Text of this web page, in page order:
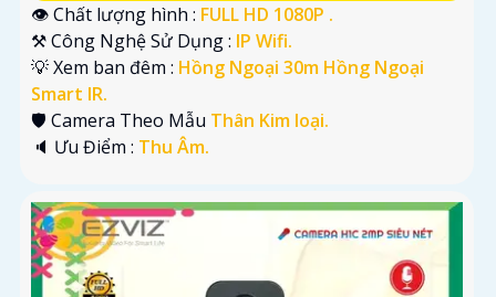
👁 Chất lượng hình : FULL HD 1080P .
⚒ Công Nghệ Sử Dụng : IP Wifi.
💡 Xem ban đêm : Hồng Ngoại 30m Hồng Ngoại
Smart IR.
🛡 Camera Theo Mẫu Thân Kim loại.
️🔈 Ưu Điểm : Thu Âm.